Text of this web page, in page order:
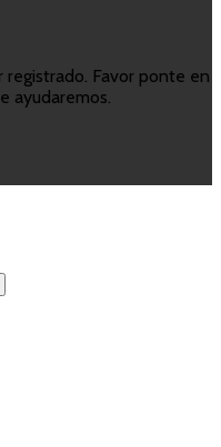
registrado. Favor ponte en
ayudaremos.